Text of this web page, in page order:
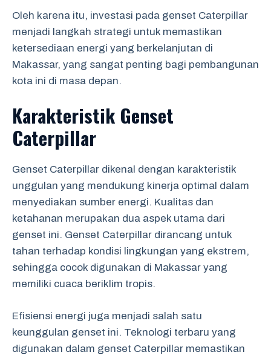
Oleh karena itu, investasi pada genset Caterpillar
menjadi langkah strategi untuk memastikan
ketersediaan energi yang berkelanjutan di
Makassar, yang sangat penting bagi pembangunan
kota ini di masa depan.
Karakteristik Genset
Caterpillar
Genset Caterpillar dikenal dengan karakteristik
unggulan yang mendukung kinerja optimal dalam
menyediakan sumber energi. Kualitas dan
ketahanan merupakan dua aspek utama dari
genset ini. Genset Caterpillar dirancang untuk
tahan terhadap kondisi lingkungan yang ekstrem,
sehingga cocok digunakan di Makassar yang
memiliki cuaca beriklim tropis.
Efisiensi energi juga menjadi salah satu
keunggulan genset ini. Teknologi terbaru yang
digunakan dalam genset Caterpillar memastikan